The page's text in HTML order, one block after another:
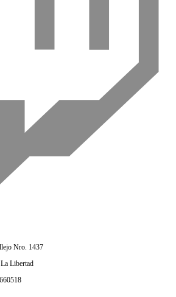
Nro. 1437
Libertad